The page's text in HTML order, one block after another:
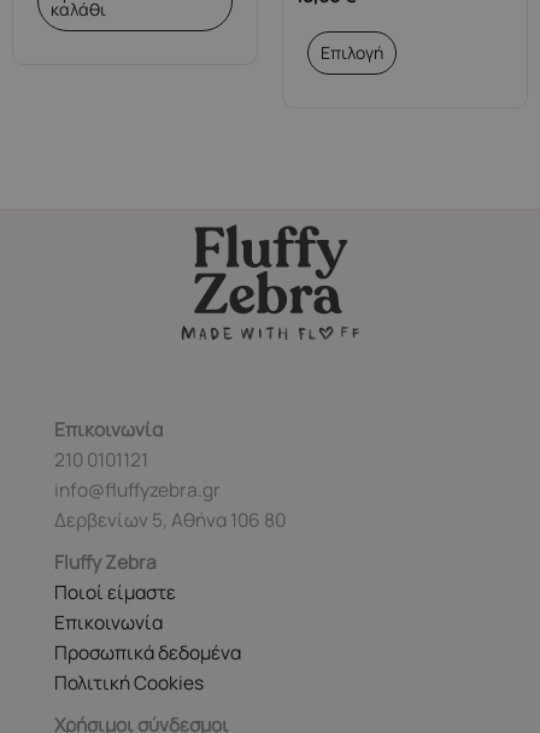
καλάθι
Επιλογή
το
Επικοινωνία
210 0101121
info@fluffyzebra.gr
Δερβενίων 5, Αθήνα 106 80
Fluffy Zebra
Ποιοί είμαστε
Επικοινωνία
Προσωπικά δεδομένα
Πολιτική Cookies
Χρήσιμοι σύνδεσμοι